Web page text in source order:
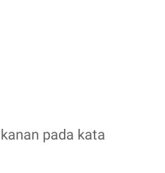
pada kata